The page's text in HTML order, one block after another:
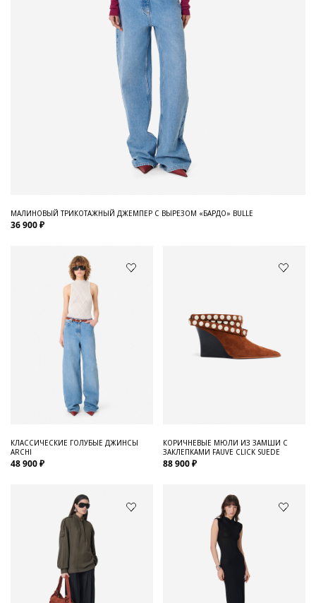
МАЛИНОВЫЙ ТРИКОТАЖНЫЙ ДЖЕМПЕР С ВЫРЕЗОМ «БАРДО» BULLE
36 900 ₽
КЛАССИЧЕСКИЕ ГОЛУБЫЕ ДЖИНСЫ
ARCHI
48 900 ₽
КОРИЧНЕВЫЕ МЮЛИ ИЗ ЗАМШИ С
ЗАКЛЕПКАМИ FAUVE CLICK SUEDE
88 900 ₽